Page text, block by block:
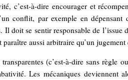
c’est-à-dire encourager et
conflit, par exemple en dépensant
Il doit se sentir responsable de
aussi arbitraire qu’un jugement
(c’est-à-dire sans règle
Les mécaniques deviennent